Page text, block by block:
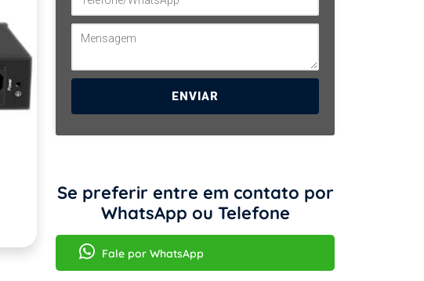
ENVIAR
Se preferir entre em contato por
WhatsApp ou Telefone
Fale por WhatsApp